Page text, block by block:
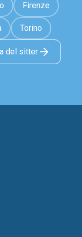
Firenze
Torino
del sitter